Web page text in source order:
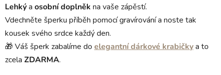
Lehkýa osobní doplněk na vaše zápěstí.
Vdechněte šperku příběh pomocí gravírování a noste tak
kousek svého srdce každý den.
🎁 Váš šperk zabalíme do elegantní dárkové krabičkya to
zcela ZDARMA.